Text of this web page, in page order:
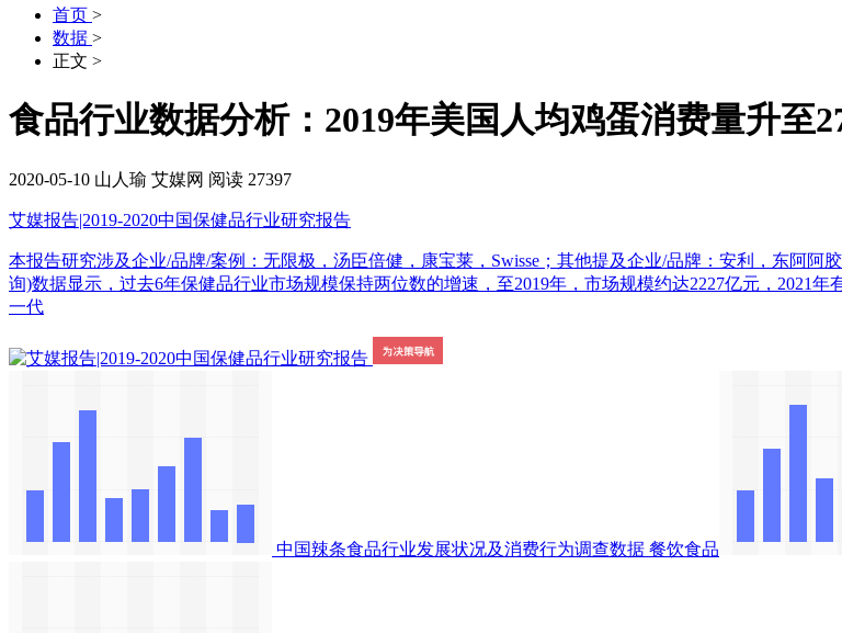
首页 >
数据 >
正文 >
食品行业数据分析：2019年美国人均鸡蛋消费量升至
2020-05-10 山人瑜 艾媒网 阅读 27397
艾媒报告|2019-2020中国保健品行业研究报告
本报告研究涉及企业/品牌/案例：无限极，汤臣倍健，康宝莱，Swisse；其他提及企业/品牌：安利，东阿阿
询)数据显示，过去6年保健品行业市场规模保持两位数的增速，至2019年，市场规模约达2227亿元，2021
一代
中国辣条食品行业发展状况及消费行为调查数据 餐饮食品